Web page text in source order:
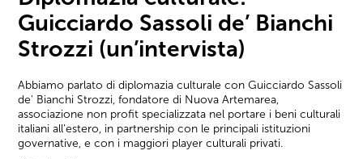
Guicciardo Sassoli de’ Bianchi
Strozzi (un’intervista)
Abbiamo parlato di diplomazia culturale con Guicciardo Sassoli
de' Bianchi Strozzi, fondatore di Nuova Artemarea,
associazione non profit specializzata nel portare i beni culturali
italiani all'estero, in partnership con le principali istituzioni
governative, e con i maggiori player culturali privati.